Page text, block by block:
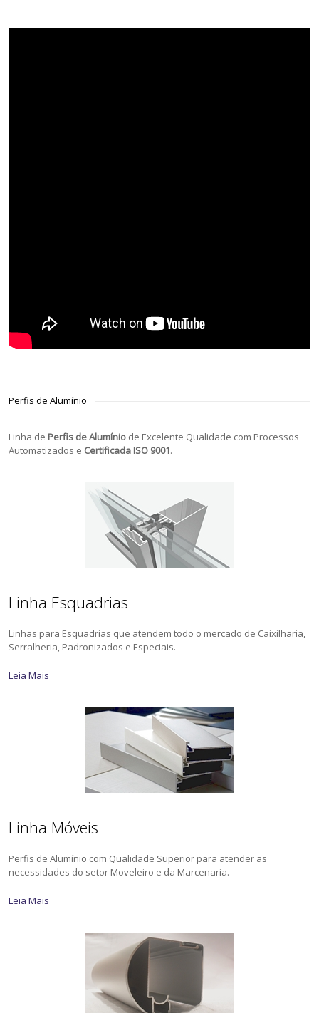
Perfis de Alumínio
Linha de Perfis de Alumínio de Excelente Qualidade com Processos
Automatizados e Certificada ISO 9001.
Linha Esquadrias
Linhas para Esquadrias que atendem todo o mercado de Caixilharia,
Serralheria, Padronizados e Especiais.
Leia Mais
Linha Móveis
Perfis de Alumínio com Qualidade Superior para atender as
necessidades do setor Moveleiro e da Marcenaria.
Leia Mais